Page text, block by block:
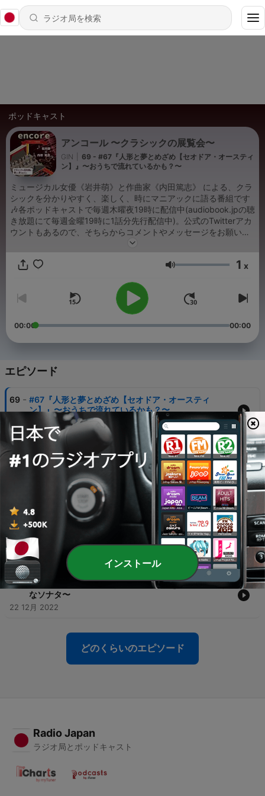
ポッドキャスト
アンコール 〜クラシックの展覧会〜
GIN
69 - #67『人形と夢とめざめ【セオドア・オースティ
ン】』〜おうちで流れているかも？〜
ミュージカル女優《岩井萌》と作曲家《内田篤志》 による、クラ
シックを分かりやすく、楽しく、時にマニアックに語る番組です
🎶各ポッドキャストで毎週木曜夜19時に配信中(audiobook.jpの聴
き放題にて毎週金曜19時に1話分先行配信中)。公式のTwitterアカ
ウントもあるので、そちらからコメントやメッセージをお願いし
音量 1 x
00:00 00:00
エピソード
69 - #67『人形と夢とめざめ【セオドア・オースティ
ン】』〜おうちで流れているかも？〜
19 1月 2023
68
#66『ユーモレスク【ドヴォルザーク】』〜ユーモア
に溢れて〜
12 1月 2023
#65 年末年始ラジオ【今年もありがとうございまし
30 12月 2022
66 - #64『そりすべり【ルロイ・アンダーソン】〜雪と風
が踊る音のヒ・ミ・ツ！〜』
24 12月 2022
65 - #63『月光【ベートーヴェン】〜形式を破った型破り
なソナタ〜
22 12月 2022
どのくらいのエピソード
Radio Japan
ラジオ局とポッドキャスト
インストール